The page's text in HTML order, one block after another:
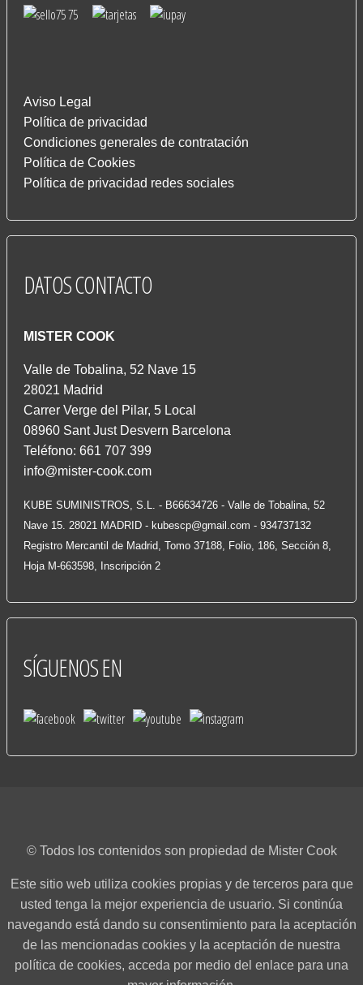
Aviso Legal
Política de privacidad
Condiciones generales de contratación
Política de Cookies
Política de privacidad redes sociales
DATOSCONTACTO
MISTER COOK
Valle de Tobalina, 52 Nave 15
28021 Madrid
Carrer Verge del Pilar, 5 Local
08960 Sant Just Desvern Barcelona
Teléfono: 661 707 399
info@mister-cook.com
KUBE SUMINISTROS, S.L. - B66634726 - Valle de Tobalina, 52
Nave 15. 28021 MADRID - kubescp@gmail.com - 934737132
Registro Mercantil de Madrid, Tomo 37188, Folio, 186, Sección 8,
Hoja M-663598, Inscripción 2
SÍGUENOSEN
© Todos los contenidos son propiedad de Mister Cook
Este sitio web utiliza cookies propias y de terceros para que
usted tenga la mejor experiencia de usuario. Si continúa
navegando está dando su consentimiento para la aceptación
de las mencionadas cookies y la aceptación de nuestra
política de cookies, acceda por medio del enlace para una